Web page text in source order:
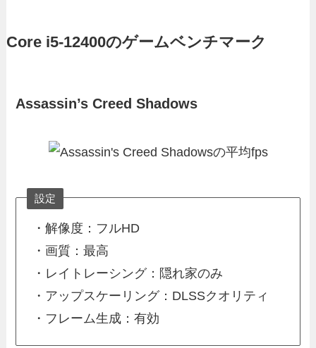
Core i5-12400のゲームベンチマーク
Assassin’s Creed Shadows
設定
・解像度：フルHD
・画質：最高
・レイトレーシング：隠れ家のみ
・アップスケーリング：DLSSクオリティ
・フレーム生成：有効